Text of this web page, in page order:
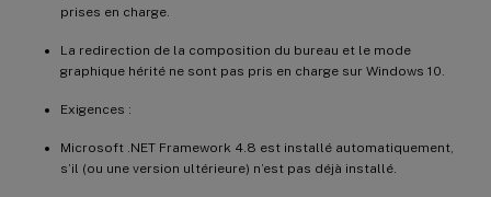
prises en charge.
La redirection de la composition du bureau et le mode
graphique hérité ne sont pas pris en charge sur Windows 10.
Exigences :
Microsoft .NET Framework 4.8 est installé automatiquement,
s’il (ou une version ultérieure) n’est pas déjà installé.